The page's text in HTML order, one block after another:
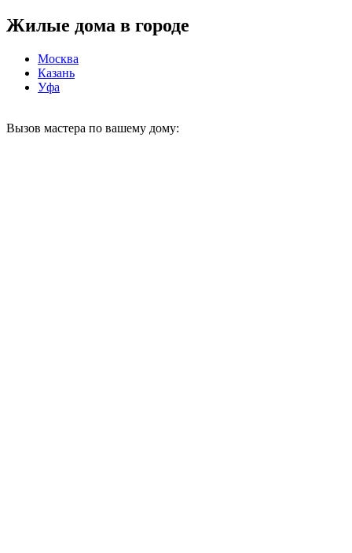
Жилые дома в городе
Москва
Казань
Уфа
Вызов мастера по вашему дому: